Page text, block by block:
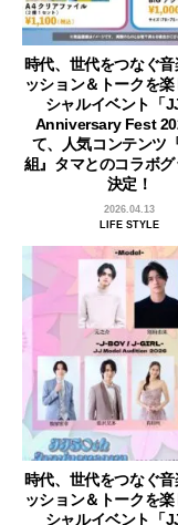
時代、世代をつなぐ
ッション＆トークを
シャルイベント「
Anniversary Fest
て、人気コンテンツ
組』タマとのコラボ
決定！
2026.04.13
LIFE STYLE
時代、世代をつなぐ
ッション＆トークを
シャルイベント「